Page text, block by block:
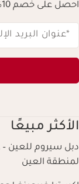
احصل على خصم 10% على أول طلب لك
*عنوان البريد
الأكثر مبيعًا
دبل سيروم للعين
لمنطقة العين